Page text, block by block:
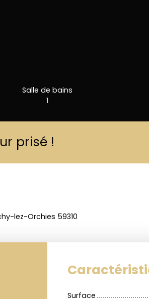
Salle de bains
1
prisé !
lez-Orchies 59310
Surface